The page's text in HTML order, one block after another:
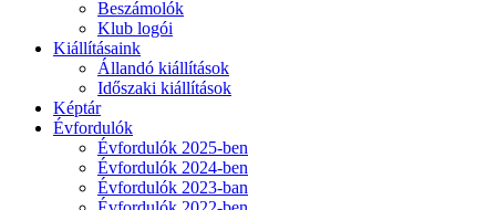
Beszámolók
Klub logói
Kiállításaink
Állandó kiállítások
Időszaki kiállítások
Képtár
Évfordulók
Évfordulók 2025-ben
Évfordulók 2024-ben
Évfordulók 2023-ban